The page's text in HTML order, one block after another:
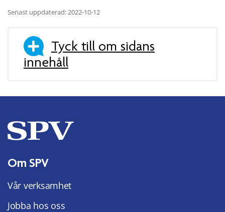
Senast uppdaterad: 2022-10-12
Tyck till om sidans
innehåll
Om SPV
Vår verksamhet
Jobba hos oss